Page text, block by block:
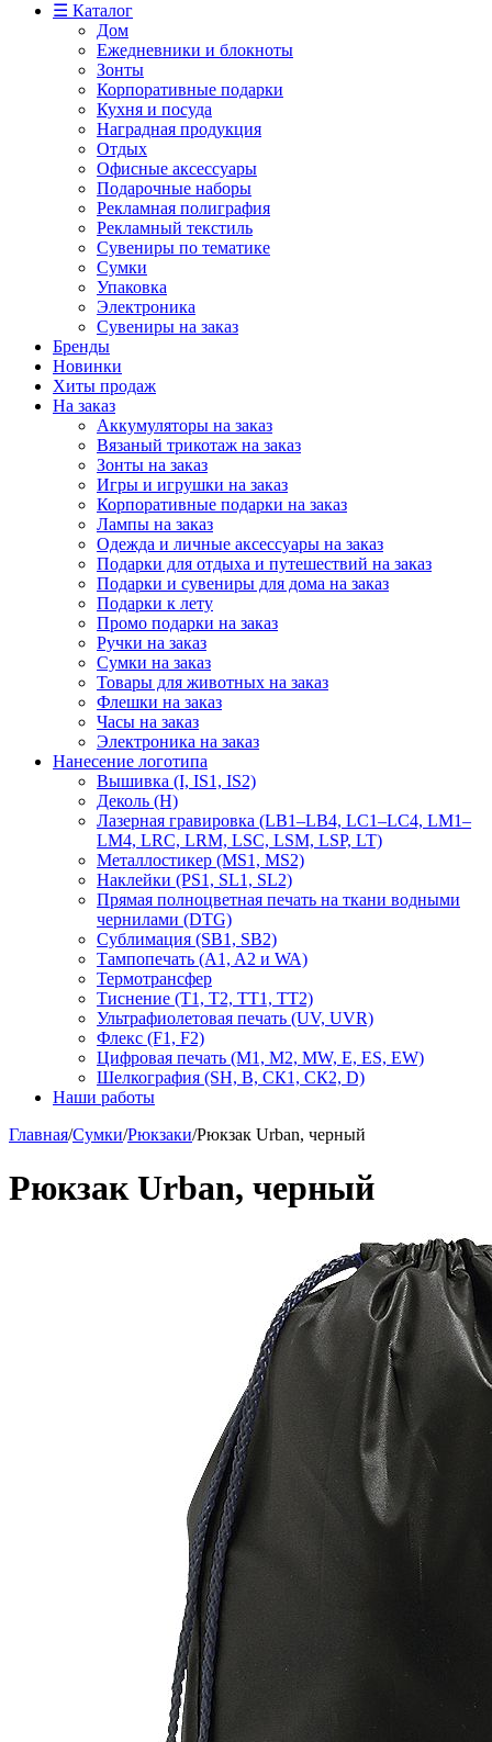
☰ Каталог
Дом
Ежедневники и блокноты
Зонты
Корпоративные подарки
Кухня и посуда
Наградная продукция
Отдых
Офисные аксессуары
Подарочные наборы
Рекламная полиграфия
Рекламный текстиль
Сувениры по тематике
Сумки
Упаковка
Электроника
Сувениры на заказ
Бренды
Новинки
Хиты продаж
На заказ
Аккумуляторы на заказ
Вязаный трикотаж на заказ
Зонты на заказ
Игры и игрушки на заказ
Корпоративные подарки на заказ
Лампы на заказ
Одежда и личные аксессуары на заказ
Подарки для отдыха и путешествий на заказ
Подарки и сувениры для дома на заказ
Подарки к лету
Промо подарки на заказ
Ручки на заказ
Сумки на заказ
Товары для животных на заказ
Флешки на заказ
Часы на заказ
Электроника на заказ
Нанесение логотипа
Вышивка (I, IS1, IS2)
Деколь (H)
Лазерная гравировка (LB1–LB4, LC1–LC4, LM1–
LM4, LRC, LRM, LSC, LSM, LSP, LT)
Металлостикер (MS1, MS2)
Наклейки (PS1, SL1, SL2)
Прямая полноцветная печать на ткани водными
чернилами (DTG)
Сублимация (SB1, SB2)
Тампопечать (A1, A2 и WA)
Термотрансфер
Тиснение (Т1, Т2, ТT1, ТT2)
Ультрафиолетовая печать (UV, UVR)
Флекс (F1, F2)
Цифровая печать (M1, M2, MW, E, ES, EW)
Шелкография (SH, В, СК1, СК2, D)
Наши работы
Главная/Сумки/Рюкзаки/Рюкзак Urban, черный
Рюкзак Urban, черный